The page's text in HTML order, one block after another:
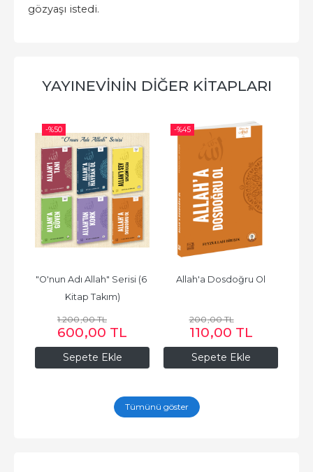
gözyaşı istedi.
YAYINEVININ DIĞER KITAPLARI
-%50
Sepete Ekle
"O'nun Adı Allah" Serisi (6
Kitap Takım)
1.200,00TL
600,00 TL
-%45
Sepete Ekle
Allah'a Dosdoğru Ol
200,00TL
110,00 TL
Tümünü göster